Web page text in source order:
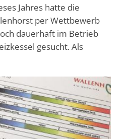
Jahres hatte die
per Wettbewerb
dauerhaft im Betrieb
gesucht. Als